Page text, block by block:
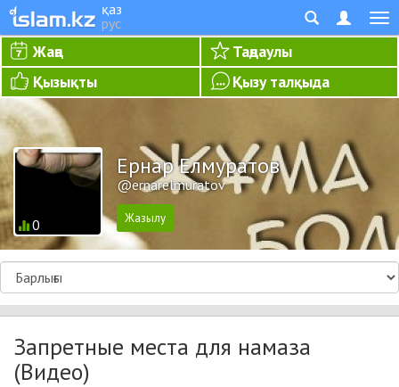
қаз
рус
Жаңа
Таңдаулы
Қызықты
Қызу талқыда
0
Ернар Елмуратов
@ernarelmuratov
Запретные места для намаза
(Видео)